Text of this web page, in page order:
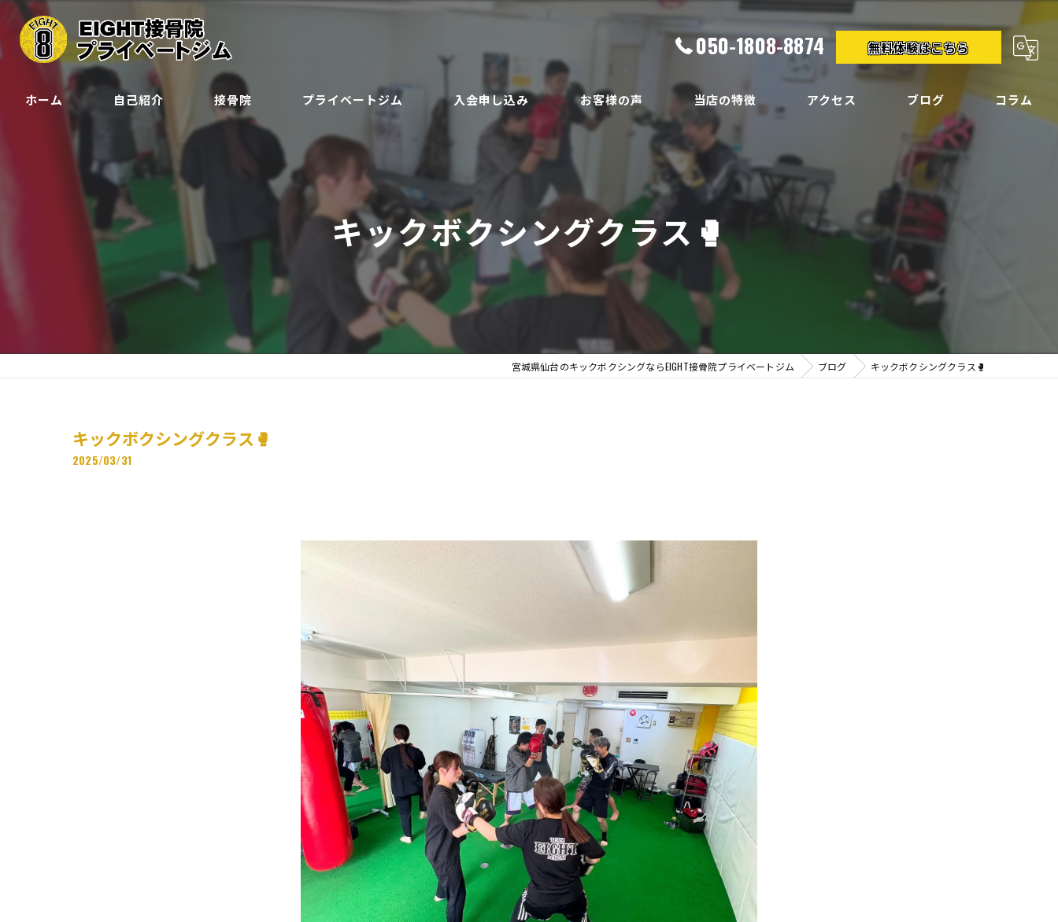
050-1808-8874 無料体験はこちら
ホーム 自己紹介 接骨院 プライベートジム
クラス
ジュニア会員
入会申し込み お客様の声 当店の特徴
ボクササイズ
ダイエット
ボディメイク
安い
アクセス ブログ コラム
キックボクシングクラス🥊
宮城県仙台のキックボクシングならEIGHT接骨院プライベートジム ブログ キックボクシングクラス🥊
キックボクシングクラス🥊
2025/03/31